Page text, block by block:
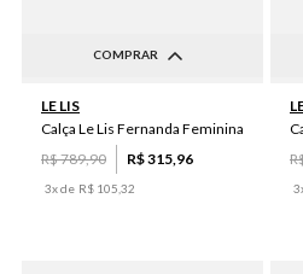
COMPRAR
LE LIS
Calça Le Lis Fernanda Feminina
R$789,90 R$315 96
3x de R$ 105 32 3